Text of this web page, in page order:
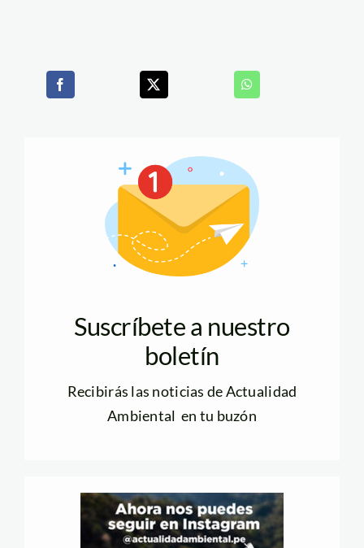
Suscríbete a nuestro
boletín
Recibirás las noticias de Actualidad
Ambiental en tu buzón